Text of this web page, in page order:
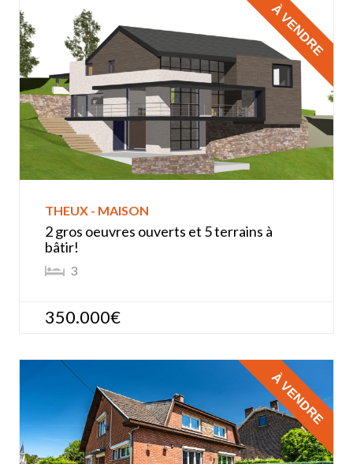
THEUX - MAISON
2 gros oeuvres ouverts et 5 terrains à
bâtir!
3
350.000€
À VENDRE
À VENDRE